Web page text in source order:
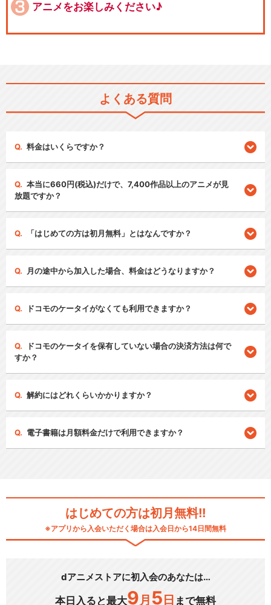
アニメをお楽しみください♪
よくある質問
料金はいくらですか？
本当に660円(税込)だけで、7,400作品以上のアニメが見
放題ですか？
「はじめての方は初月無料」とはなんですか？
月の途中から加入した場合、料金はどうなりますか？
ドコモのケータイがなくても利用できますか？
ドコモのケータイを保有していない場合の決済方法は何で
すか？
解約にはどれくらいかかりますか？
電子書籍は月額料金だけで利用できますか？
はじめての方は初月無料!!
※アプリから入会いただく場合は入会日から14日間無料
dアニメストアに初入会のあなたは…
本日入ると最大9 月 5 日 まで無料